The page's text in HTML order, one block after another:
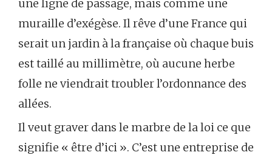
une ligne de passage, mais comme une
muraille d’exégèse. Il rêve d’une France qui
serait un jardin à la française où chaque buis
est taillé au millimètre, où aucune herbe
folle ne viendrait troubler l’ordonnance des
allées.
Il veut graver dans le marbre de la loi ce que
signifie « être d’ici ». C’est une entreprise de